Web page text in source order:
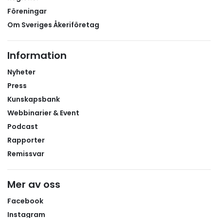
Föreningar
Om Sveriges Åkeriföretag
Information
Nyheter
Press
Kunskapsbank
Webbinarier & Event
Podcast
Rapporter
Remissvar
Mer av oss
Facebook
Instagram